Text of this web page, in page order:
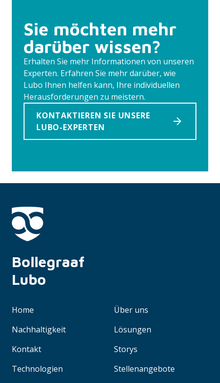
Sie möchten mehr
darüber wissen?
Erhalten Sie mehr Informationen von unseren
Experten. Erfahren Sie mehr darüber, wie
Lubo Ihnen helfen kann, Ihre individuellen
Herausforderungen zu meistern.
KONTAKTIEREN SIE UNSERE
LUBO-EXPERTEN
Bollegraaf
Lubo
Home
Über uns
Nachhaltigkeit
Lösungen
Kontakt
Storys
Technologien
Stellenangebote